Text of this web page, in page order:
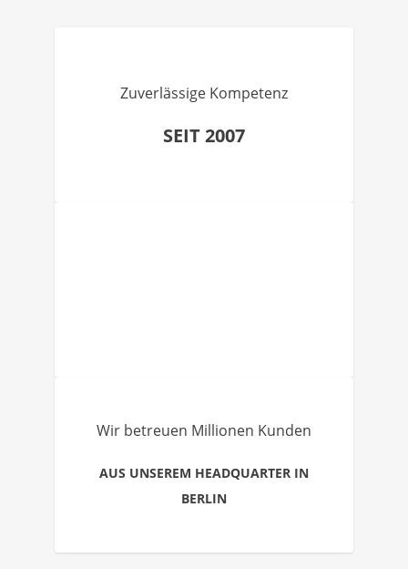
Zuverlässige Kompetenz
SEIT 2007
Wir betreuen Millionen Kunden
AUS UNSEREM HEADQUARTER IN
BERLIN